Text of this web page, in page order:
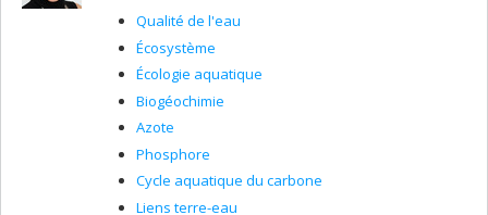
Qualité de l'eau
Écosystème
Écologie aquatique
Biogéochimie
Azote
Phosphore
Cycle aquatique du carbone
Liens terre-eau